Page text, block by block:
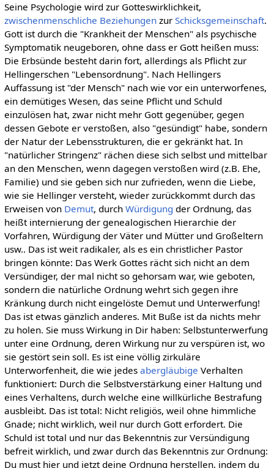
Seine Psychologie wird zur Gotteswirklichkeit,
zwischenmenschliche Beziehungenzur Schicksgemeinschaft.
Gott ist durch die "Krankheit der Menschen" als psychische
Symptomatik neugeboren, ohne dass er Gott heißen muss:
Die Erbsünde besteht darin fort, allerdings als Pflicht zur
Hellingerschen "Lebensordnung". Nach Hellingers
Auffassung ist "der Mensch" nach wie vor ein unterworfenes,
ein demütiges Wesen, das seine Pflicht und Schuld
einzulösen hat, zwar nicht mehr Gott gegenüber, gegen
dessen Gebote er verstoßen, also "gesündigt" habe, sondern
der Natur der Lebensstrukturen, die er gekränkt hat. In
"natürlicher Stringenz" rächen diese sich selbst und mittelbar
an den Menschen, wenn dagegen verstoßen wird (z.B. Ehe,
Familie) und sie geben sich nur zufrieden, wenn die Liebe,
wie sie Hellinger versteht, wieder zurückkommt durch das
Erweisen von Demut, durch Würdigung der Ordnung, das
heißt internierung der genealogischen Hierarchie der
Vorfahren, Würdigung der Väter und Mütter und Großeltern
usw.. Das ist weit radikaler, als es ein christlicher Pastor
bringen könnte: Das Werk Gottes rächt sich nicht an dem
Versündiger, der mal nicht so gehorsam war, wie geboten,
sondern die natürliche Ordnung wehrt sich gegen ihre
Kränkung durch nicht eingelöste Demut und Unterwerfung!
Das ist etwas gänzlich anderes. Mit Buße ist da nichts mehr
zu holen. Sie muss Wirkung in Dir haben: Selbstunterwerfung
unter eine Ordnung, deren Wirkung nur zu verspüren ist, wo
sie gestört sein soll. Es ist eine völlig zirkuläre
Unterworfenheit, die wie jedes abergläubige Verhalten
funktioniert: Durch die Selbstverstärkung einer Haltung und
eines Verhaltens, durch welche eine willkürliche Bestrafung
ausbleibt. Das ist total: Nicht religiös, weil ohne himmliche
Gnade; nicht wirklich, weil nur durch Gott erfordert. Die
Schuld ist total und nur das Bekenntnis zur Versündigung
befreit wirklich, und zwar durch das Bekenntnis zur Ordnung:
Du must hier und jetzt deine Ordnung herstellen, indem du